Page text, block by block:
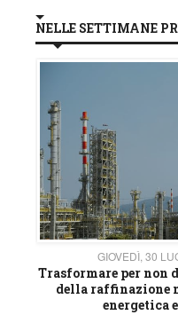
NELLE SETTIMANE
GIOVEDÌ, 30
Trasformare per non
della raffinazione
energetica